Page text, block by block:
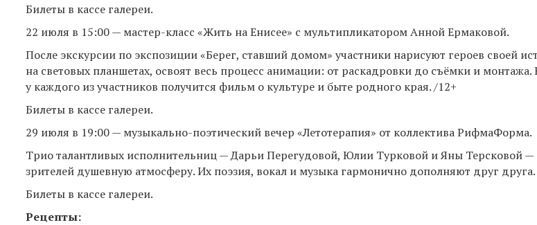
Билеты в кассе галереи.
22 июля в 15:00 — мастер-класс «Жить на Енисее» с мультипликатором Анной Ермаковой.
После экскурсии по экспозиции «Берег, ставший домом» участники нарисуют героев своей
на световых планшетах, освоят весь процесс анимации: от раскадровки до съёмки и монтажа.
у каждого из участников получится фильм о культуре и быте родного края. /12+
Билеты в кассе галереи.
29 июля в 19:00 — музыкально-поэтический вечер «Летотерапия» от коллектива РифмаФорма.
Трио талантливых исполнительниц — Дарьи Перегудовой, Юлии Турковой и Яны Терсковой —
зрителей душевную атмосферу. Их поэзия, вокал и музыка гармонично дополняют друг друга.
Билеты в кассе галереи.
Рецепты: